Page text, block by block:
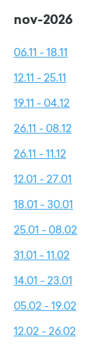
nov-2026
06.11 - 18.11
12.11 - 25.11
19.11 - 04.12
26.11 - 08.12
26.11 - 11.12
12.01 - 27.01
18.01 - 30.01
25.01 - 08.02
31.01 - 11.02
14.01 - 23.01
05.02 - 19.02
12.02 - 26.02